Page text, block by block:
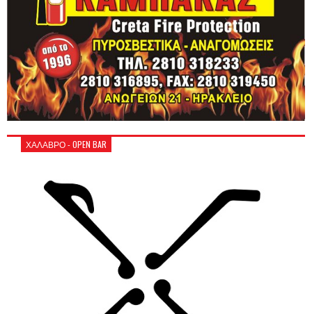
ΧΑΛΑΒΡΟ - OPEN BAR